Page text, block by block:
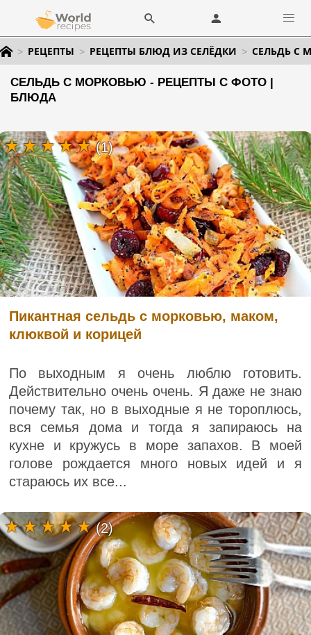
РЕЦЕПТЫ РЕЦЕПТЫ БЛЮД ИЗ СЕЛЁДКИ СЕЛЬДЬ С
СЕЛЬДЬ С МОРКОВЬЮ - РЕЦЕПТЫ С ФОТО |
БЛЮДА
Пикантная сельдь с морковью, маком,
клюквой и корицей
По выходным я очень люблю готовить.
Действительно очень очень. Я даже не знаю
почему так, но в выходные я не тороплюсь,
вся семья дома и тогда я запираюсь на
кухне и кружусь в море запахов. В моей
голове рождается много новых идей и я
стараюсь их все...
(1)
(2)